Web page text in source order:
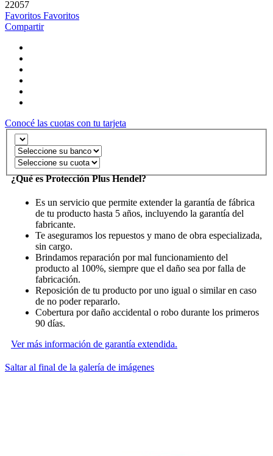
22057
Favoritos Favoritos
Compartir
Conocé las cuotas con tu tarjeta
¿Qué es Protección Plus Hendel?
Es un servicio que permite extender la garantía de fábrica
de tu producto hasta 5 años, incluyendo la garantía del
fabricante.
Te aseguramos los repuestos y mano de obra especializada,
sin cargo.
Brindamos reparación por mal funcionamiento del
producto al 100%, siempre que el daño sea por falla de
fabricación.
Reposición de tu producto por uno igual o similar en caso
de no poder repararlo.
Cobertura por daño accidental o robo durante los primeros
90 días.
Ver más información de garantía extendida.
Saltar al final de la galería de imágenes